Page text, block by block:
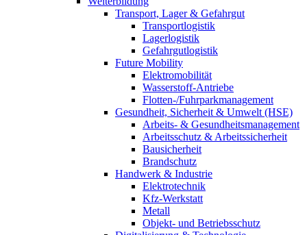
Transport, Lager & Gefahrgut
Transportlogistik
Lagerlogistik
Gefahrgutlogistik
Future Mobility
Elektromobilität
Wasserstoff-Antriebe
Flotten-/Fuhrparkmanagement
Gesundheit, Sicherheit & Umwelt (HSE)
Arbeits- & Gesundheitsmanagement
Arbeitsschutz & Arbeitssicherheit
Bausicherheit
Brandschutz
Handwerk & Industrie
Elektrotechnik
Kfz-Werkstatt
Metall
Objekt- und Betriebsschutz